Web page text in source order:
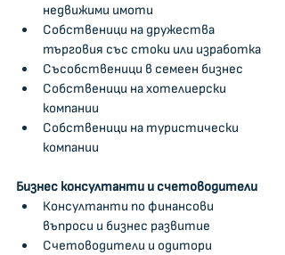
недвижими имоти
Собственици на дружества
търговия със стоки или изработка
Съсобственици в семеен бизнес
Собственици на хотелиерски
компании
Собственици на туристически
компании
Бизнес консултанти и счетоводители
Консултанти по финансови
въпроси и бизнес развитие
Счетоводители и одитори